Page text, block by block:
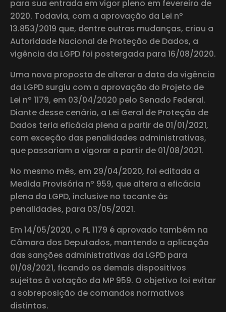
para sua entrada em vigor pleno em fevereiro de
2020. Todavia, com a aprovação da Lei nº
13.853/2019 que, dentre outras mudanças, criou a
Autoridade Nacional de Proteção de Dados, a
vigência da LGPD foi postergada para 16/08/2020.
Uma nova proposta de alterar a data da vigência
da LGPD surgiu com a aprovação do Projeto de
Lei nº 1179, em 03/04/2020 pelo Senado Federal.
Diante desse cenário, a Lei Geral de Proteção de
Dados teria eficácia plena a partir de 01/01/2021,
com exceção das penalidades administrativas,
que passariam a vigorar a partir de 01/08/2021.
No mesmo mês, em 29/04/2020, foi editada a
Medida Provisória nº 959, que altera a eficácia
plena da LGPD, inclusive no tocante às
penalidades, para 03/05/2021.
Em 14/05/2020, o PL 1179 é aprovado também na
Câmara dos Deputados, mantendo a aplicação
das sanções administrativas da LGPD para
01/08/2021, ficando os demais dispositivos
sujeitos à votação da MP 959. O objetivo foi evitar
a sobreposição de comandos normativos
distintos.